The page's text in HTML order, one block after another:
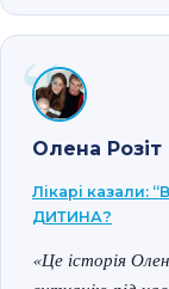
Олена Розіт
Лікарі казали:
ДИТИНА?
«Це історія